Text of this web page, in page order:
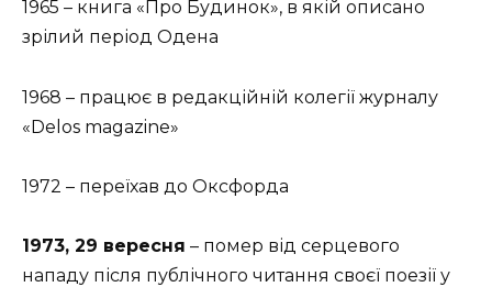
1965 – книга «Про Будинок», в якій описано
зрілий період Одена
1968 – працює в редакційній колегії журналу
«Delos magazine»
1972 – переїхав до Оксфорда
1973, 29 вересня – помер від серцевого
нападу після публічного читання своєї поезії у